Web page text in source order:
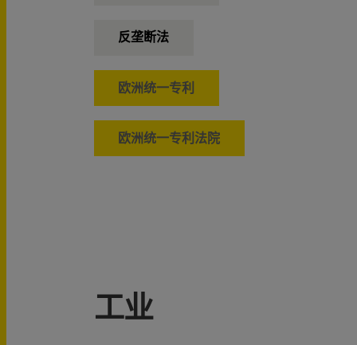
反垄断法
欧洲统一专利
欧洲统一专利法院
工业